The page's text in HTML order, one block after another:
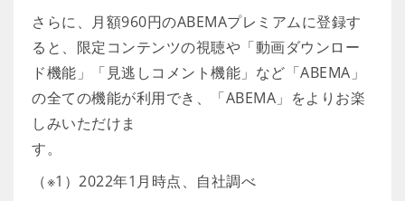
さらに、月額960円のABEMAプレミアムに登録す
ると、限定コンテンツの視聴や「動画ダウンロー
ド機能」「見逃しコメント機能」など「ABEMA」
の全ての機能が利用でき、「ABEMA」をよりお楽
しみいただけま
す。
（※1）2022年1月時点、自社調べ